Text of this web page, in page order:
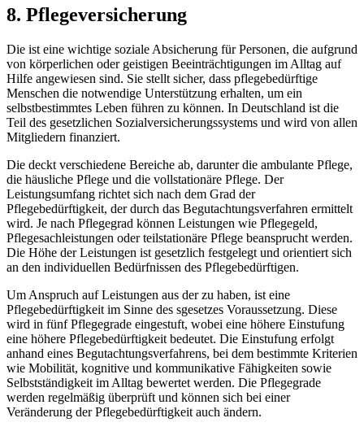
8. Pflegeversicherung
Die ⁣ist eine wichtige soziale ‍Absicherung ‍für Personen,⁣ die aufgrund
von ‌körperlichen oder‌ geistigen ‍Beeinträchtigungen im ‌Alltag auf
Hilfe angewiesen sind. Sie stellt sicher, dass ‍pflegebedürftige
Menschen die notwendige Unterstützung erhalten, um⁣ ein
selbstbestimmtes ⁣Leben führen zu können. In Deutschland ist die
Teil des gesetzlichen Sozialversicherungssystems und ⁤wird von allen
Mitgliedern finanziert.
Die deckt verschiedene Bereiche ab, darunter die ambulante Pflege,
die häusliche Pflege und ⁢die ⁢vollstationäre Pflege. Der
Leistungsumfang richtet sich nach dem Grad der
Pflegebedürftigkeit, der durch das Begutachtungsverfahren ermittelt
wird.⁢ Je⁤ nach Pflegegrad können Leistungen⁤ wie Pflegegeld,
Pflegesachleistungen oder teilstationäre Pflege ⁢beansprucht werden.
‍Die Höhe der Leistungen ist gesetzlich festgelegt und ‍orientiert⁢ sich
an den individuellen Bedürfnissen des Pflegebedürftigen.
Um​ Anspruch⁣ auf ​Leistungen aus der zu haben, ist eine
Pflegebedürftigkeit im Sinne‌ des ​sgesetzes Voraussetzung. Diese
wird ⁢in fünf Pflegegrade eingestuft, wobei eine ​höhere Einstufung
eine höhere Pflegebedürftigkeit bedeutet. Die Einstufung erfolgt​
anhand ‌eines Begutachtungsverfahrens, bei dem bestimmte Kriterien
wie Mobilität, kognitive und kommunikative Fähigkeiten‍ sowie⁢
Selbstständigkeit ‍im Alltag bewertet werden. Die‌ Pflegegrade
werden regelmäßig ‍überprüft und können sich bei einer
Veränderung der Pflegebedürftigkeit auch ändern.